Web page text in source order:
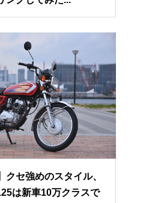
クセ強めのスタイル、
は新車10万クラスで